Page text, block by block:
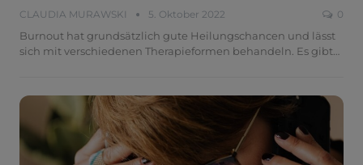
CLAUDIA MURAWSKI 5. Oktober 2022 0
Burnout hat grundsätzlich gute Heilungschancen und lässt
sich mit verschiedenen Therapieformen behandeln. Es gibt